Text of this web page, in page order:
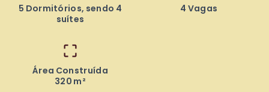
5 Dormitórios, sendo 4
suítes
4 Vagas
Área Construída
320 m²